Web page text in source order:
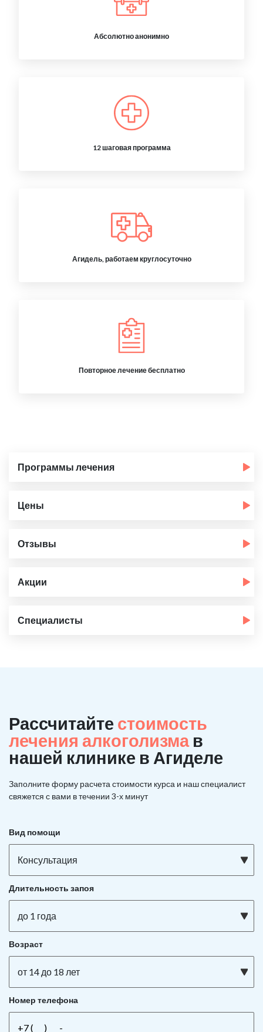
Абсолютно анонимно
12 шаговая программа
Агидель, работаем круглосуточно
Повторное лечение бесплатно
Программы лечения
Цены
Отзывы
Акции
Специалисты
Рассчитайте стоимость
лечения алкоголизма в
нашей клинике в Агиделе
Заполните форму расчета стоимости курса и наш специалист
свяжется с вами в течении 3-х минут
Вид помощи
Консультация
Длительность запоя
до 1 года
Возраст
от 14 до 18 лет
Номер телефона